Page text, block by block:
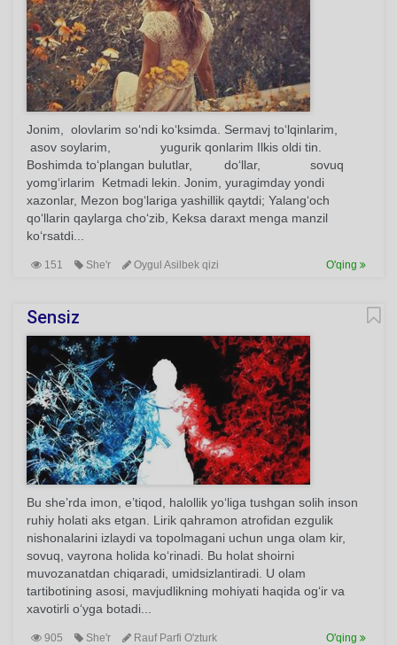
Jonim, olovlarim so‘ndi ko‘ksimda. Sermavj to‘lqinlarim,
asov soylarim, yugurik qonlarim Ilkis oldi tin.
Boshimda to‘plangan bulutlar, do‘llar, sovuq
yomg‘irlarim Ketmadi lekin. Jonim, yuragimday yondi
xazonlar, Mezon bog‘lariga yashillik qaytdi; Yalang‘och
qo‘llarin qaylarga cho‘zib, Keksa daraxt menga manzil
ko‘rsatdi...
151 She'r Oygul Asilbek qizi O'qing
Sensiz
Bu she’rda imon, e’tiqod, halollik yo‘liga tushgan solih inson
ruhiy holati aks etgan. Lirik qahramon atrofidan ezgulik
nishonalarini izlaydi va topolmagani uchun unga olam kir,
sovuq, vayrona holida ko‘rinadi. Bu holat shoirni
muvozanatdan chiqaradi, umidsizlantiradi. U olam
tartibotining asosi, mavjudlikning mohiyati haqida og‘ir va
xavotirli o‘yga botadi...
905 She'r Rauf Parfi O'zturk O'qing